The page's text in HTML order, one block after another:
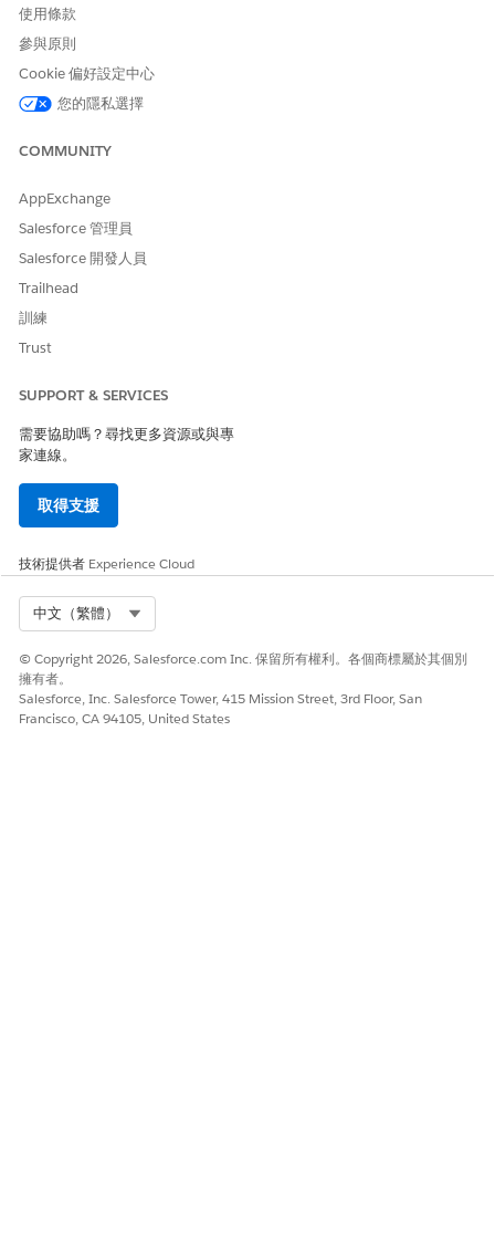
IT 合規性功能的先決條件
在您啟用 Salesforce Go 中的「IT 合規性」功能之前,請確定您
的組織已開啟必要授權、平台功能和整合。檢閱這些先決條件以
避免發生設定錯誤,並確保您的規範小組能夠存取所需的所有功
能。
請讓我們知道，以便我們改進！
使用條款
參與原則
Cookie 偏好設定中心
您的隱私選擇
COMMUNITY
AppExchange
Salesforce 管理員
Salesforce 開發人員
Trailhead
訓練
Trust
SUPPORT & SERVICES
需要協助嗎？尋找更多資源或與專
家連線。
取得支援
技術提供者 Experience Cloud
中文（繁體）
© Copyright 2026, Salesforce.com Inc. 保留所有權利。各個商標屬於其個別
擁有者。
Salesforce, Inc. Salesforce Tower, 415 Mission Street, 3rd Floor, San
Francisco, CA 94105, United States